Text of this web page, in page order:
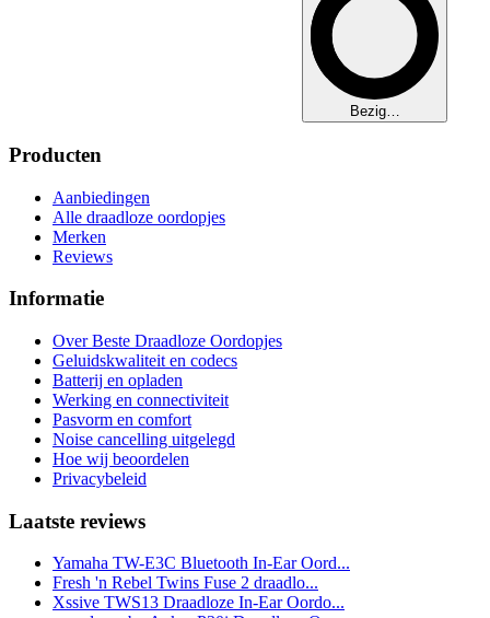
Bezig…
Producten
Aanbiedingen
Alle draadloze oordopjes
Merken
Reviews
Informatie
Over Beste Draadloze Oordopjes
Geluidskwaliteit en codecs
Batterij en opladen
Werking en connectiviteit
Pasvorm en comfort
Noise cancelling uitgelegd
Hoe wij beoordelen
Privacybeleid
Laatste reviews
Yamaha TW-E3C Bluetooth In-Ear Oord...
Fresh 'n Rebel Twins Fuse 2 draadlo...
Xssive TWS13 Draadloze In-Ear Oordo...